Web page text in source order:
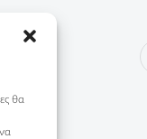
θα